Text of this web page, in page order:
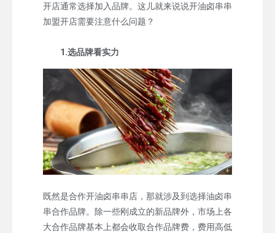
开店通常选择加入品牌。这儿就来说说开油卤串串
加盟开店需要注意什么问题？
1.选品牌看实力
既然是合作开油卤串串店，那就涉及到选择油卤串
串合作品牌。除一些刚成立的新品牌外，市场上各
大合作品牌基本上都会收取合作品牌费，费用高低